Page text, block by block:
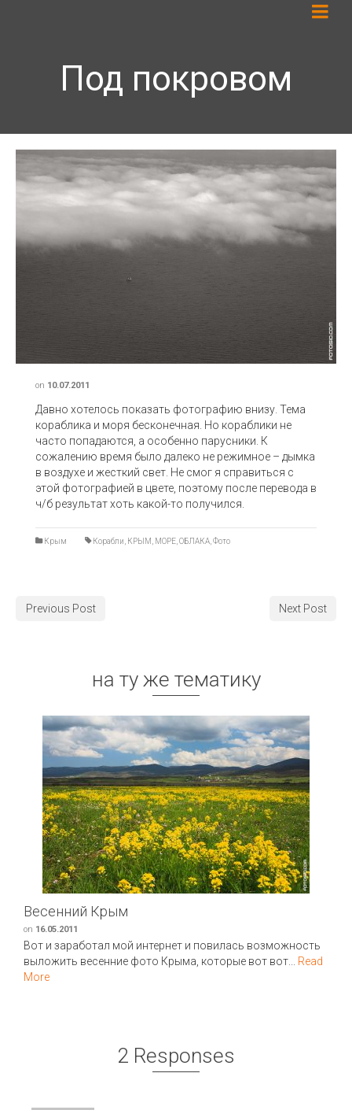
Под покровом
on 10.07.2011
Давно хотелось показать фотографию внизу. Тема
кораблика и моря бесконечная. Но кораблики не
часто попадаются, а особенно парусники. К
сожалению время было далеко не режимное – дымка
в воздухе и жесткий свет. Не смог я справиться с
этой фотографией в цвете, поэтому после перевода в
ч/б результат хоть какой-то получился.
Крым Корабли КРЫМ МОРЕ ОБЛАКА Фото
Previous Post Next Post
на ту же тематику
Весенний Крым
on 16.05.2011
Вот и заработал мой интернет и повилась возможность
выложить весенние фото Крыма, которые вот вот... Read
More
2 Responses